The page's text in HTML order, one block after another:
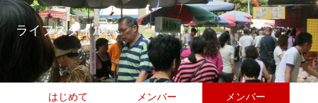
ライフスタイル
はじめて
メンバー
メンバー